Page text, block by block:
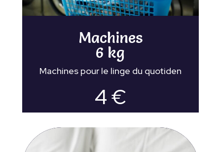
Machines
6 kg
Machines pour le linge du quotiden
4 €